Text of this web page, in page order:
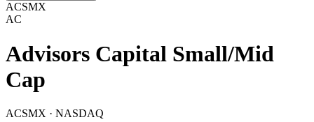
ACSMX
AC
Advisors Capital Small/Mid
Cap
ACSMX · NASDAQ